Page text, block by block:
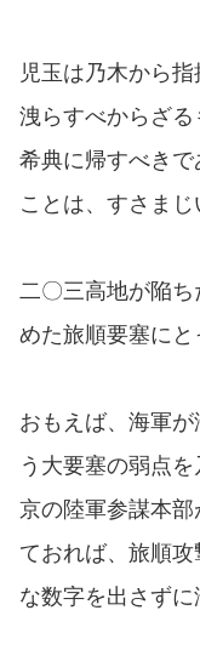
児玉は乃木から
洩らすべからざ
希典に帰すべき
ことは、すさまじ
二〇三高地が陥
めた旅順要塞にと
おもえば、海軍
う大要塞の弱点
京の陸軍参謀本
ておれば、旅順
な数字を出さずに